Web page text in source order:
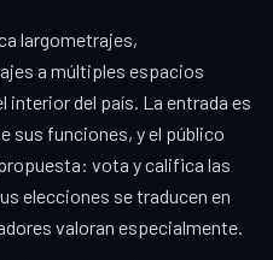
largometrajes,
a múltiples espacios
interior del país. La entrada es
sus funciones, y el público
vota y califica las
elecciones se traducen en
valoran especialmente.